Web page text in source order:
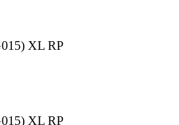
XL RP
XL RP